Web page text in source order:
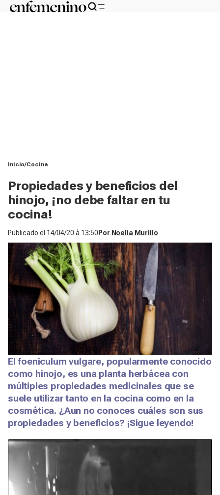
Inicio Cocina
Propiedades y beneficios del
hinojo, ¡no debe faltar en tu
cocina!
Publicado el 14/04/20 à 13:50 Por Noelia Murillo
El foeniculum vulgare, popularmente conocido
como hinojo, es una planta herbácea con
múltiples propiedades medicinales que se
suele utilizar tanto en la cocina como en la
cosmética. ¿Aun no conoces cuáles son sus
propiedades y beneficios? ¡Sigue leyendo!